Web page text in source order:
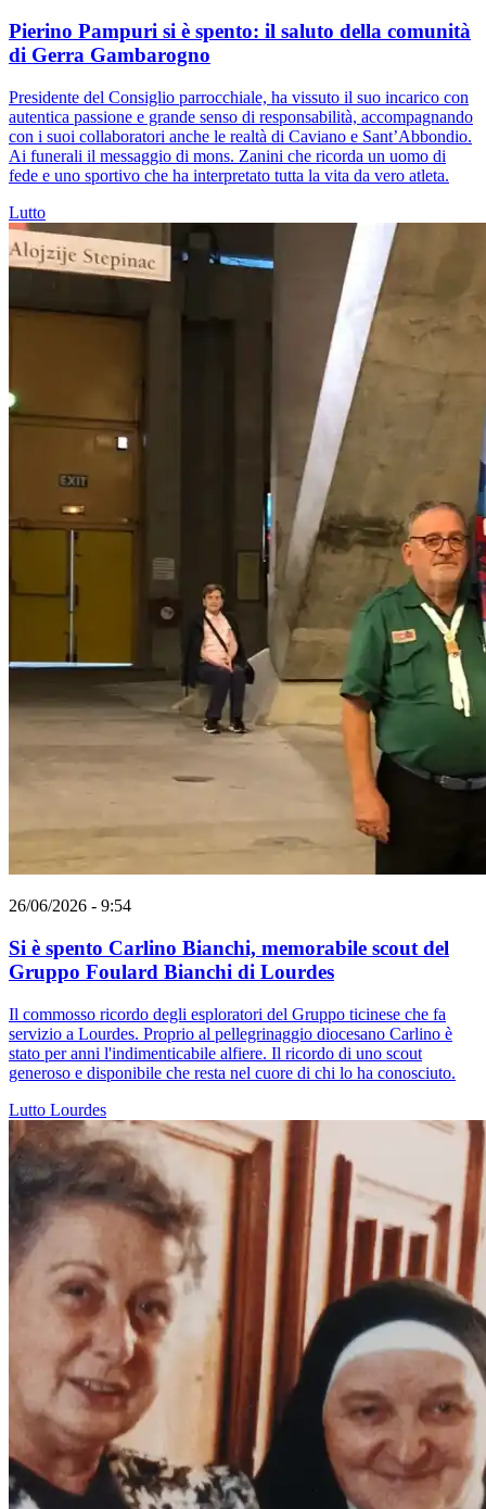
Pierino Pampuri si è spento: il saluto della comunità
di Gerra Gambarogno
Presidente del Consiglio parrocchiale, ha vissuto il suo incarico con
autentica passione e grande senso di responsabilità, accompagnando
con i suoi collaboratori anche le realtà di Caviano e Sant’Abbondio.
Ai funerali il messaggio di mons. Zanini che ricorda un uomo di
fede e uno sportivo che ha interpretato tutta la vita da vero atleta.
Lutto
26/06/2026 - 9:54
Si è spento Carlino Bianchi, memorabile scout del
Gruppo Foulard Bianchi di Lourdes
Il commosso ricordo degli esploratori del Gruppo ticinese che fa
servizio a Lourdes. Proprio al pellegrinaggio diocesano Carlino è
stato per anni l'indimenticabile alfiere. Il ricordo di uno scout
generoso e disponibile che resta nel cuore di chi lo ha conosciuto.
Lutto Lourdes